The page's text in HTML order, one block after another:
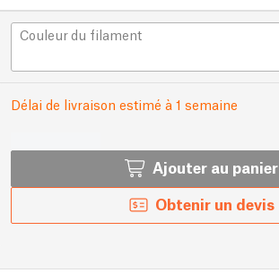
Couleur du filament
Délai de livraison estimé à 1 semaine
Ajouter au panier
Obtenir un devis